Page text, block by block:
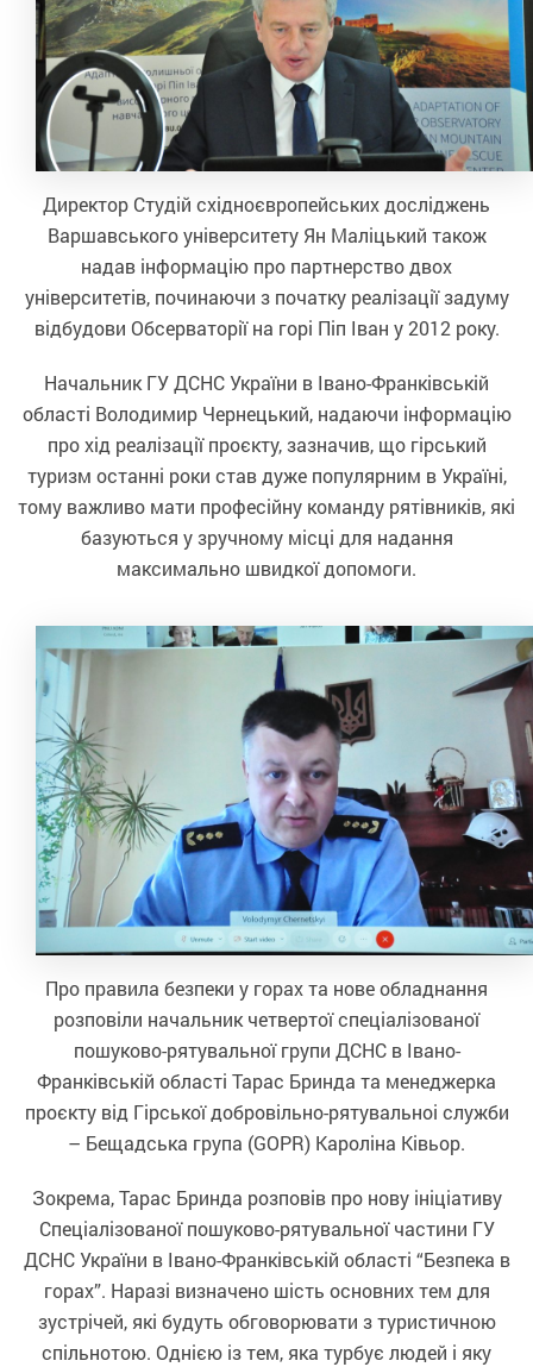
Директор Студій східноєвропейських досліджень
Варшавського університету Ян Маліцький також
надав інформацію про партнерство двох
університетів, починаючи з початку реалізації задуму
відбудови Обсерваторії на горі Піп Іван у 2012 року.
Начальник ГУ ДСНС України в Івано-Франківській
області Володимир Чернецький, надаючи інформацію
про хід реалізації проєкту, зазначив, що гірський
туризм останні роки став дуже популярним в Україні,
тому важливо мати професійну команду рятівників, які
базуються у зручному місці для надання
максимально швидкої допомоги.
Про правила безпеки у горах та нове обладнання
розповіли начальник четвертої спеціалізованої
пошуково-рятувальної групи ДСНС в Івано-
Франківській області Тарас Бринда та менеджерка
проєкту від Гірської добровільно-рятувальноі служби
– Бещадська група (GOPR) Кароліна Ківьор.
Зокрема, Тарас Бринда розповів про нову ініціативу
Спеціалізованої пошуково-рятувальної частини ГУ
ДСНС України в Івано-Франківській області “Безпека в
горах”. Наразі визначено шість основних тем для
зустрічей, які будуть обговорювати з туристичною
спільнотою. Однією із тем, яка турбує людей і яку